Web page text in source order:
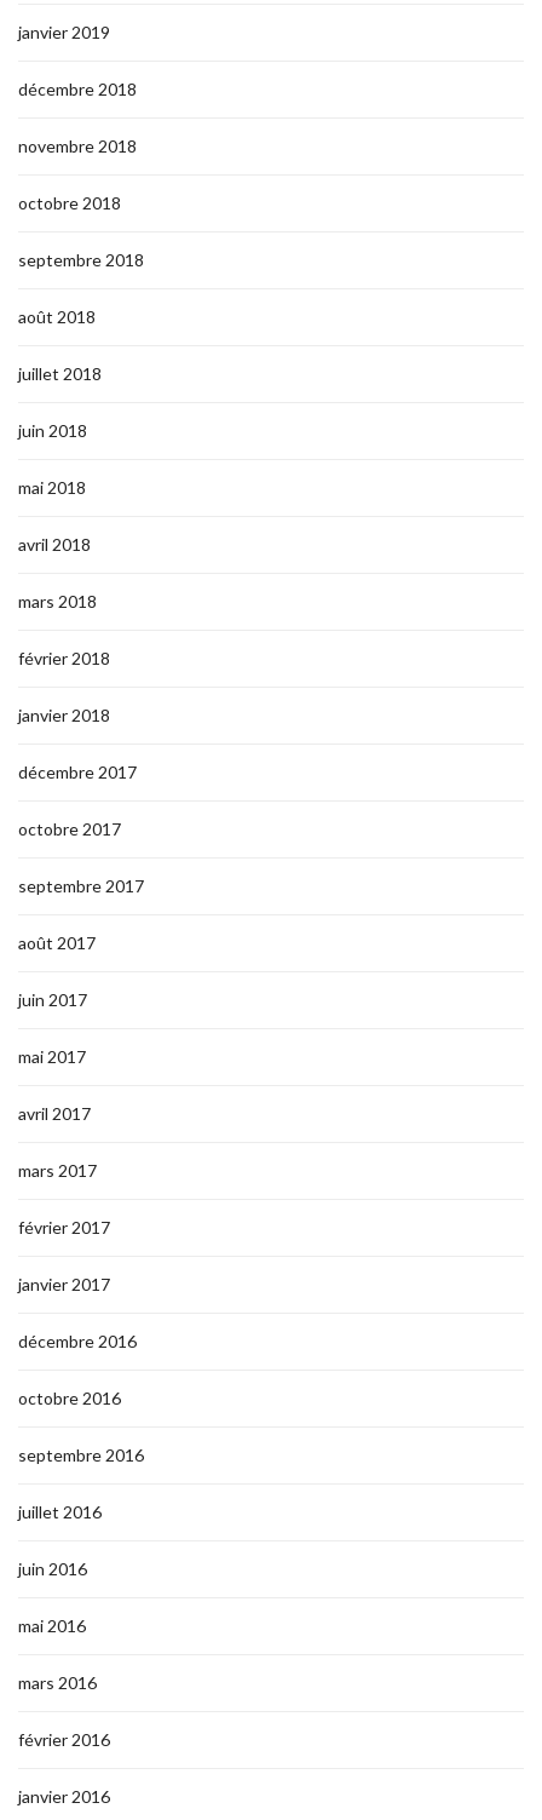
janvier 2019
décembre 2018
novembre 2018
octobre 2018
septembre 2018
août 2018
juillet 2018
juin 2018
mai 2018
avril 2018
mars 2018
février 2018
janvier 2018
décembre 2017
octobre 2017
septembre 2017
août 2017
juin 2017
mai 2017
avril 2017
mars 2017
février 2017
janvier 2017
décembre 2016
octobre 2016
septembre 2016
juillet 2016
juin 2016
mai 2016
mars 2016
février 2016
janvier 2016